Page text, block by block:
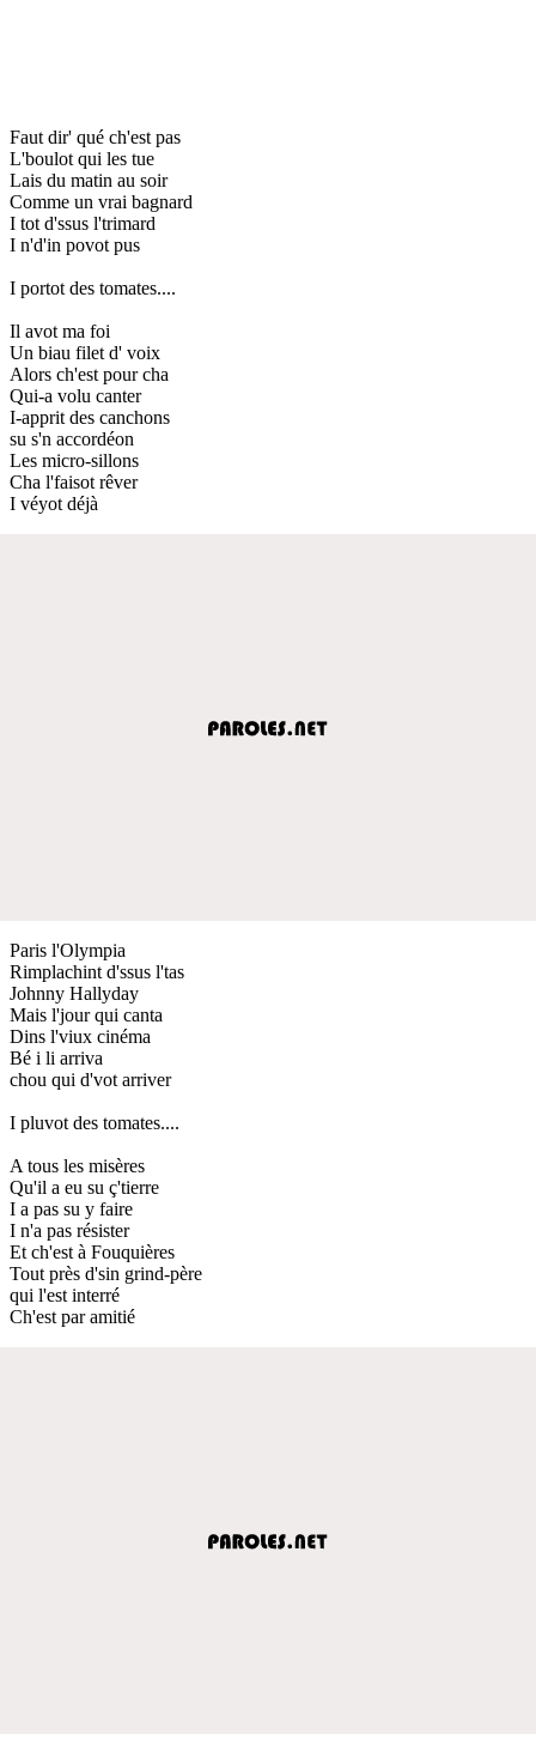
Faut dir' qué ch'est pas
L'boulot qui les tue
Lais du matin au soir
Comme un vrai bagnard
I tot d'ssus l'trimard
I n'd'in povot pus
I portot des tomates....
Il avot ma foi
Un biau filet d' voix
Alors ch'est pour cha
Qui-a volu canter
I-apprit des canchons
su s'n accordéon
Les micro-sillons
Cha l'faisot rêver
I véyot déjà
Paris l'Olympia
Rimplachint d'ssus l'tas
Johnny Hallyday
Mais l'jour qui canta
Dins l'viux cinéma
Bé i li arriva
chou qui d'vot arriver
I pluvot des tomates....
A tous les misères
Qu'il a eu su ç'tierre
I a pas su y faire
I n'a pas résister
Et ch'est à Fouquières
Tout près d'sin grind-père
qui l'est interré
Ch'est par amitié